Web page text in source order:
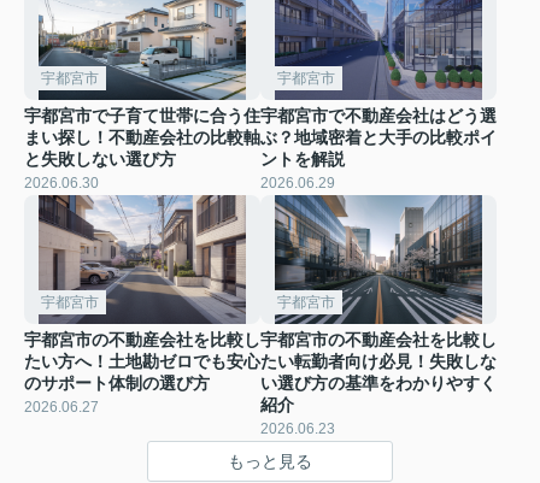
宇都宮市
宇都宮市で子育て世帯に合う住
まい探し！不動産会社の比較軸
と失敗しない選び方
2026.06.30
宇都宮市
宇都宮市で不動産会社はどう選
ぶ？地域密着と大手の比較ポイ
ントを解説
2026.06.29
宇都宮市
宇都宮市の不動産会社を比較し
たい方へ！土地勘ゼロでも安心
のサポート体制の選び方
2026.06.27
宇都宮市
宇都宮市の不動産会社を比較し
たい転勤者向け必見！失敗しな
い選び方の基準をわかりやすく
紹介
2026.06.23
もっと見る